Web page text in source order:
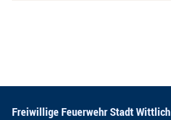
Freiwillige Feuerwehr Stadt Wittlich